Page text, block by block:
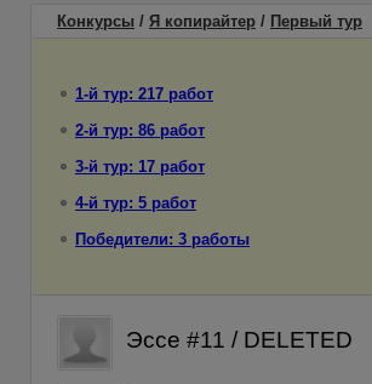
Конкурсы / Я копирайтер / Первый тур
1-й тур: 217 работ
2-й тур: 86 работ
3-й тур: 17 работ
4-й тур: 5 работ
Победители: 3 работы
Эссе #11 / DELETED